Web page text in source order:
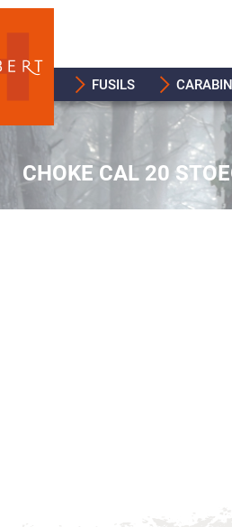
FUSILS
CHOKE CAL 20